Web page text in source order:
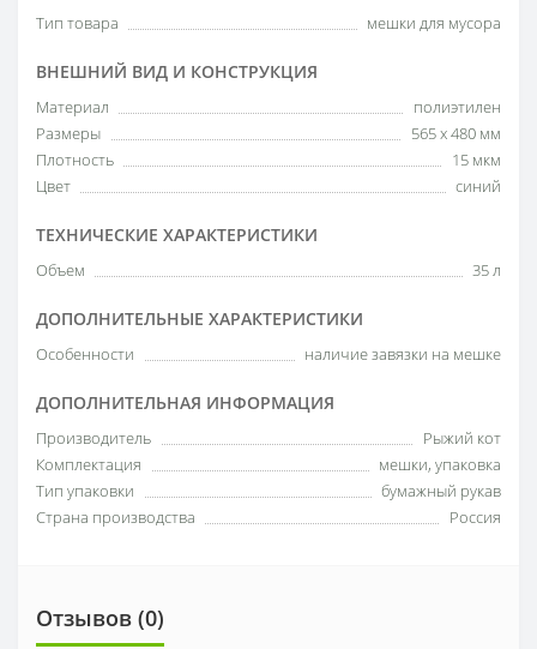
Тип товара мешки для мусора
ВНЕШНИЙ ВИД И КОНСТРУКЦИЯ
Материал
полиэтилен
Размеры
565 х 480 мм
Плотность
15 мкм
Цвет
синий
ТЕХНИЧЕСКИЕ ХАРАКТЕРИСТИКИ
Объем 35 л
ДОПОЛНИТЕЛЬНЫЕ ХАРАКТЕРИСТИКИ
Особенности наличие завязки на мешке
ДОПОЛНИТЕЛЬНАЯ ИНФОРМАЦИЯ
Производитель
Рыжий кот
Комплектация
мешки, упаковка
Тип упаковки
бумажный рукав
Страна производства
Россия
Отзывов (0)